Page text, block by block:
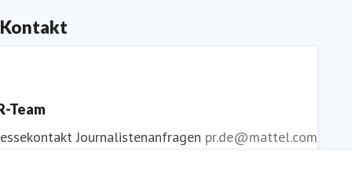
Kontakt
Team
Journalistenanfragen pr.de@mattel.com